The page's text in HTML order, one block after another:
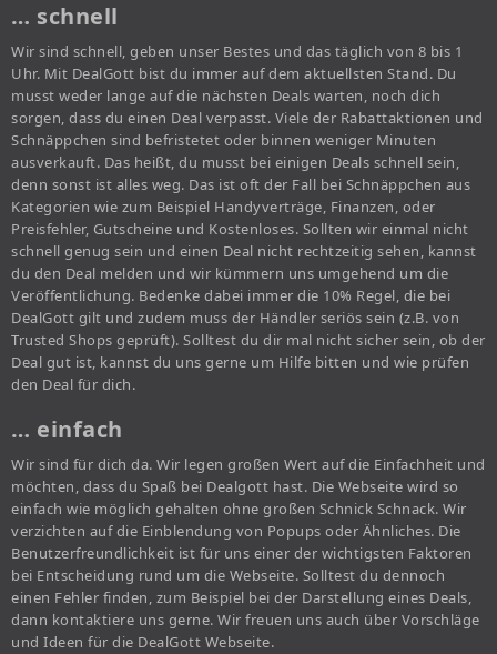
… schnell
Wir sind schnell, geben unser Bestes und das täglich von 8 bis 1
Uhr. Mit DealGott bist du immer auf dem aktuellsten Stand. Du
musst weder lange auf die nächsten Deals warten, noch dich
sorgen, dass du einen Deal verpasst. Viele der Rabattaktionen und
Schnäppchen sind befristetet oder binnen weniger Minuten
ausverkauft. Das heißt, du musst bei einigen Deals schnell sein,
denn sonst ist alles weg. Das ist oft der Fall bei Schnäppchen aus
Kategorien wie zum Beispiel Handyverträge, Finanzen, oder
Preisfehler, Gutscheine und Kostenloses. Sollten wir einmal nicht
schnell genug sein und einen Deal nicht rechtzeitig sehen, kannst
du den Deal melden und wir kümmern uns umgehend um die
Veröffentlichung. Bedenke dabei immer die 10% Regel, die bei
DealGott gilt und zudem muss der Händler seriös sein (z.B. von
Trusted Shops geprüft). Solltest du dir mal nicht sicher sein, ob der
Deal gut ist, kannst du uns gerne um Hilfe bitten und wie prüfen
den Deal für dich.
… einfach
Wir sind für dich da. Wir legen großen Wert auf die Einfachheit und
möchten, dass du Spaß bei Dealgott hast. Die Webseite wird so
einfach wie möglich gehalten ohne großen Schnick Schnack. Wir
verzichten auf die Einblendung von Popups oder Ähnliches. Die
Benutzerfreundlichkeit ist für uns einer der wichtigsten Faktoren
bei Entscheidung rund um die Webseite. Solltest du dennoch
einen Fehler finden, zum Beispiel bei der Darstellung eines Deals,
dann kontaktiere uns gerne. Wir freuen uns auch über Vorschläge
und Ideen für die DealGott Webseite.